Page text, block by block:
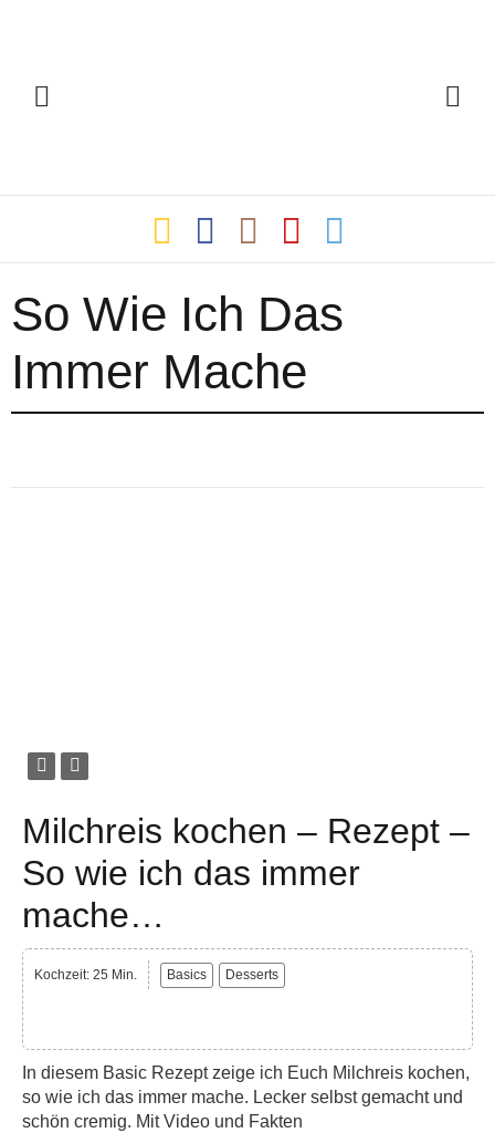
So Wie Ich Das
Immer Mache
Milchreis kochen – Rezept –
So wie ich das immer
mache…
Kochzeit: 25 Min. Basics Desserts
In diesem Basic Rezept zeige ich Euch Milchreis kochen,
so wie ich das immer mache. Lecker selbst gemacht und
schön cremig. Mit Video und Fakten